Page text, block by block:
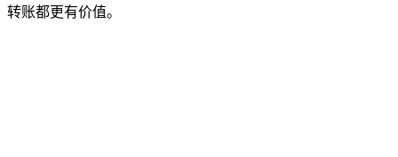
转账都更有价值。